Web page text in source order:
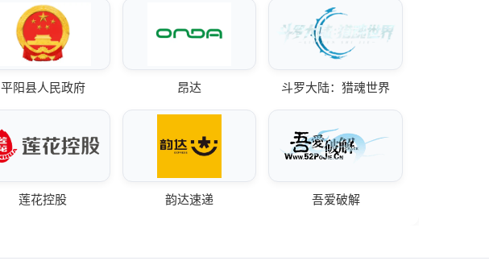
平阳县人民政府 昂达 斗罗大陆：猎魂世界
莲花控股 韵达速递 吾爱破解